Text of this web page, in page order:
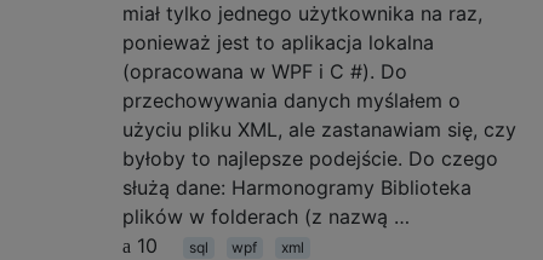
miał tylko jednego użytkownika na raz,
ponieważ jest to aplikacja lokalna
(opracowana w WPF i C #). Do
przechowywania danych myślałem o
użyciu pliku XML, ale zastanawiam się, czy
byłoby to najlepsze podejście. Do czego
służą dane: Harmonogramy Biblioteka
plików w folderach (z nazwą …
10
sql wpf xml